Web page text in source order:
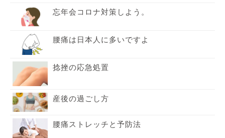
忘年会コロナ対策しよう。
腰痛は日本人に多いですよ
捻挫の応急処置
産後の過ごし方
腰痛ストレッチと予防法